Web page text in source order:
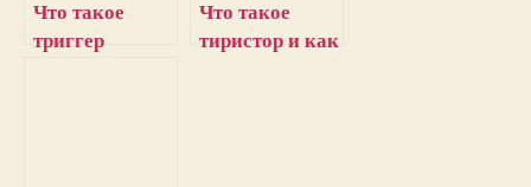
Что такое
триггер
Что такое
тиристор и как